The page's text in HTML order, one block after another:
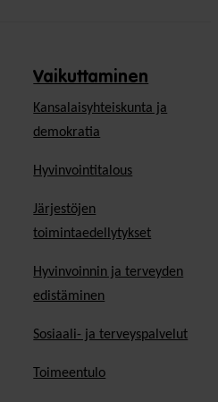
Vaikuttaminen
Kansalaisyhteiskunta ja
demokratia
Hyvinvointitalous
Järjestöjen
toimintaedellytykset
Hyvinvoinnin ja terveyden
edistäminen
Sosiaali- ja terveyspalvelut
Toimeentulo